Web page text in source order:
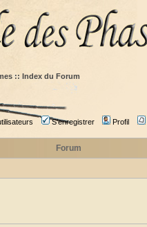
:: Index du Forum
S'enregistrer Profil
Forum